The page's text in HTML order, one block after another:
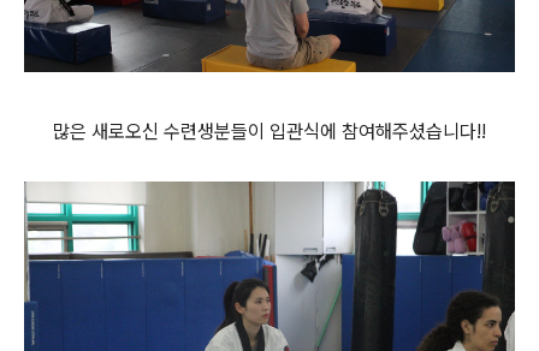
많은 새로오신 수련생분들이 입관식에 참여해주셨습니다!!